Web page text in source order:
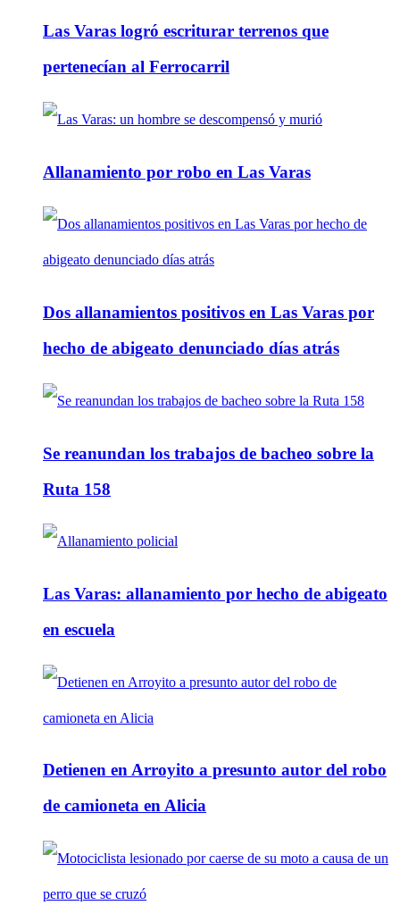
Las Varas logró escriturar terrenos que
pertenecían al Ferrocarril
Allanamiento por robo en Las Varas
Dos allanamientos positivos en Las Varas por
hecho de abigeato denunciado días atrás
Se reanundan los trabajos de bacheo sobre la
Ruta 158
Las Varas: allanamiento por hecho de abigeato
en escuela
Detienen en Arroyito a presunto autor del robo
de camioneta en Alicia